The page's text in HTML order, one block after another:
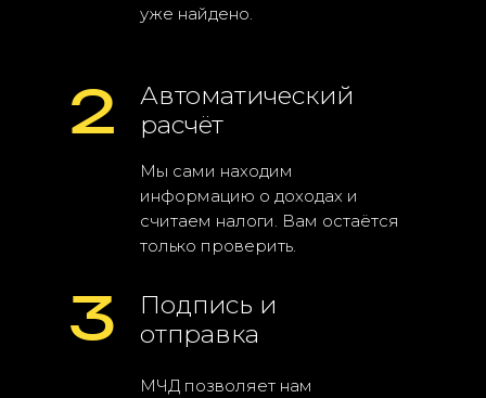
3
МЧД позволяет нам
Подпись и
отправка
2
Мы сами находим
информацию о доходах и
считаем налоги. Вам остаётся
только проверить.
Автоматический
расчёт
уже найдено.